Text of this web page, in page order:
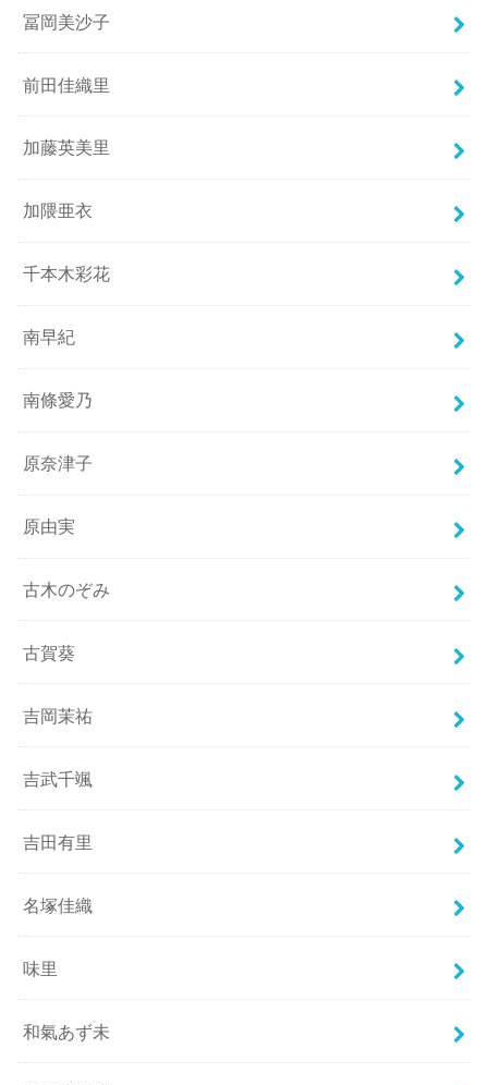
冨岡美沙子
前田佳織里
加藤英美里
加隈亜衣
千本木彩花
南早紀
南條愛乃
原奈津子
原由実
古木のぞみ
古賀葵
吉岡茉祐
吉武千颯
吉田有里
名塚佳織
味里
和氣あず未